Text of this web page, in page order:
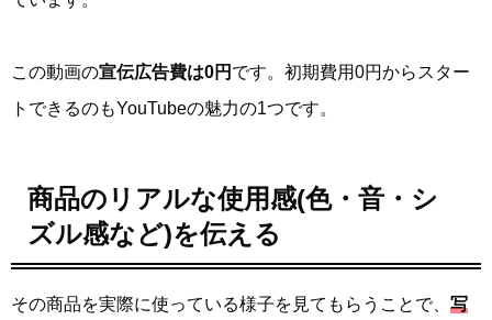
この動画の宣伝広告費は0円 です。初期費用0円からスター
トできるのもYouTubeの魅力の1つです。
商品のリアルな使用感(色・音・シ
ズル感など)を伝える
その商品を実際に使っている様子を見てもらうことで、 写